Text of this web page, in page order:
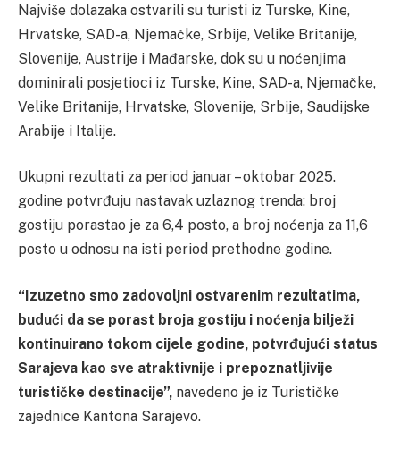
Najviše dolazaka ostvarili su turisti iz Turske, Kine,
Hrvatske, SAD-a, Njemačke, Srbije, Velike Britanije,
Slovenije, Austrije i Mađarske, dok su u noćenjima
dominirali posjetioci iz Turske, Kine, SAD-a, Njemačke,
Velike Britanije, Hrvatske, Slovenije, Srbije, Saudijske
Arabije i Italije.
Ukupni rezultati za period januar – oktobar 2025.
godine potvrđuju nastavak uzlaznog trenda: broj
gostiju porastao je za 6,4 posto, a broj noćenja za 11,6
posto u odnosu na isti period prethodne godine.
“Izuzetno smo zadovoljni ostvarenim rezultatima,
budući da se porast broja gostiju i noćenja bilježi
kontinuirano tokom cijele godine, potvrđujući status
Sarajeva kao sve atraktivnije i prepoznatljivije
turističke destinacije”, navedeno je iz Turističke
zajednice Kantona Sarajevo.